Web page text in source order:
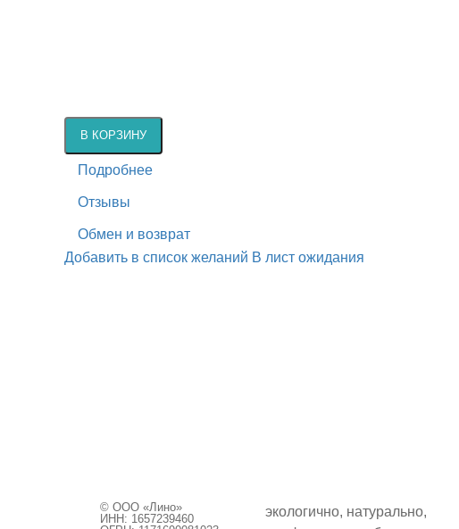
В КОРЗИНУ
Подробнее
Отзывы
Обмен и возврат
Добавить в список желаний В лист ожидания
© ООО «Лино»
ИНН: 1657239460
экологично, натурально,